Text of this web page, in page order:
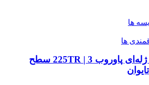
ها
ها
تقویت پنجه دست ژله‌ای پاوروب 225TR | 3 سطح